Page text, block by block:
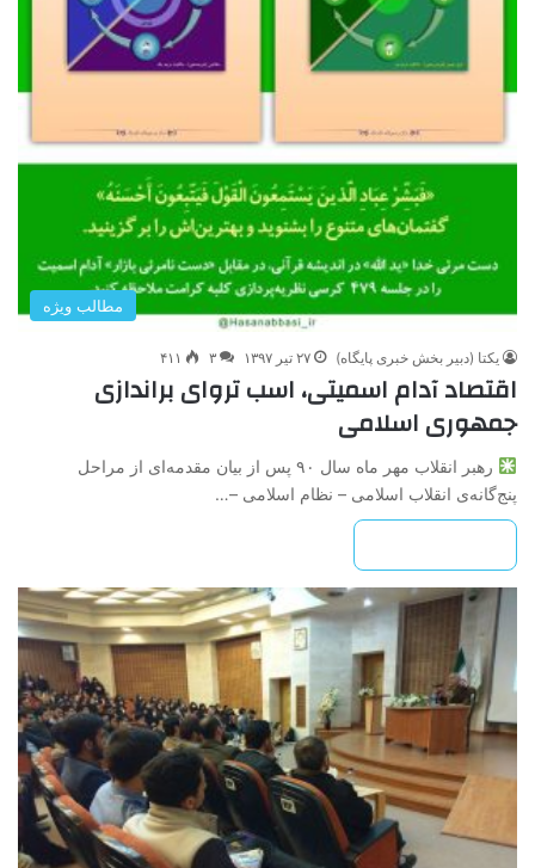
مطالب ویژه
یکتا (دبیر بخش خبری پایگاه) ۲۷ تیر ۱۳۹۷ ۳ ۴۱۱
اقتصاد آدام اسمیتی، اسب تروای براندازی
جمهوری اسلامی
رهبر انقلاب مهر ماه سال ۹۰ پس از بیان مقدمه‌ای از مراحل
پنج‌گانه‌ی انقلاب اسلامی – نظام اسلامی –…